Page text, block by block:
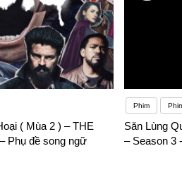
( Mùa 2 ) – THE
Phụ đề song ngữ
Phim
Săn Lùng
– Season 3